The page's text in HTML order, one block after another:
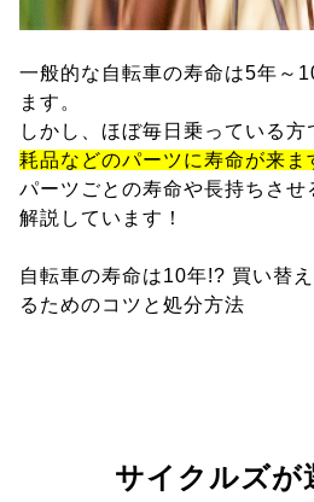
一般的な自転車の寿命は5年～
ます。
しかし、ほぼ毎日乗っている方
耗品などのパーツに寿命が来ま
パーツごとの寿命や長持ちさ
解説しています！
自転車の寿命は10年!? 買い替
るためのコツと処分方法
サイクルズが